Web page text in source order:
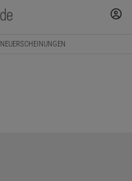
NEUERSCHEINUNGEN